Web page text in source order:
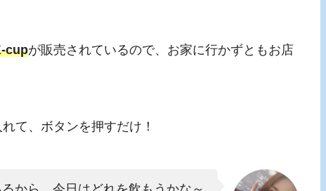
cupが販売されているので、お家に行かずともお店
て、ボタンを押すだけ！